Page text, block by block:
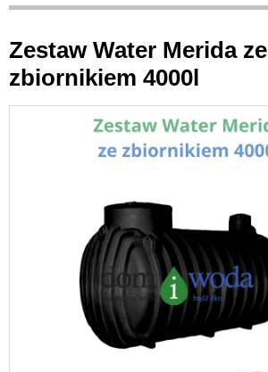
Zestaw Water Merida ze
zbiornikiem 4000l